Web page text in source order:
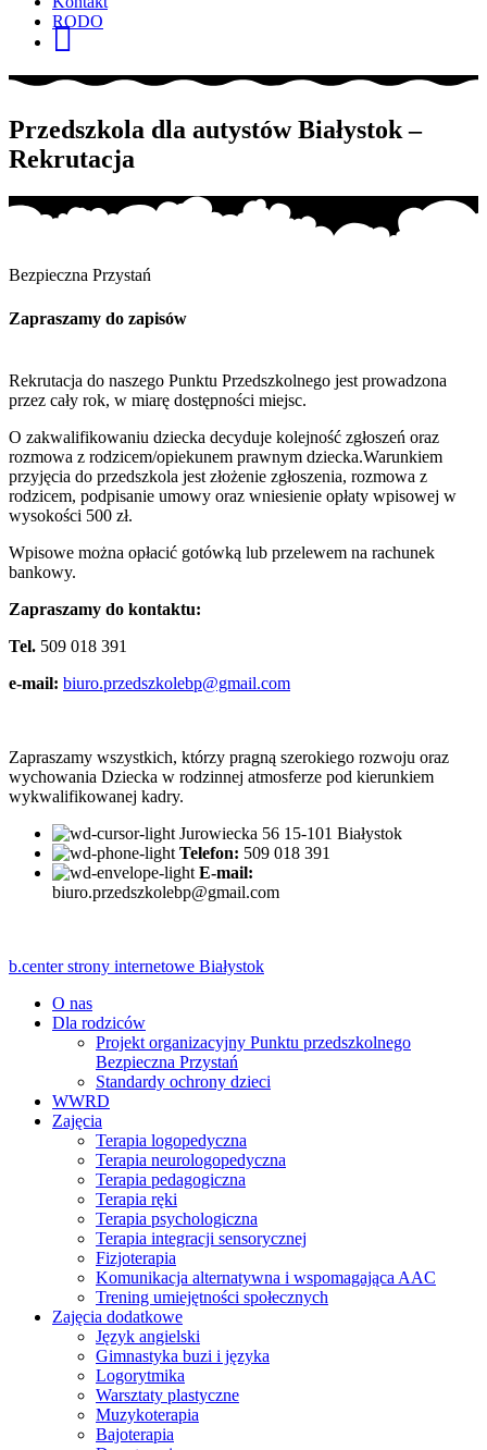
RODO
Przedszkola dla autystów Białystok –
Rekrutacja
Bezpieczna Przystań
Zapraszamy do zapisów
Rekrutacja do naszego Punktu Przedszkolnego jest prowadzona
przez cały rok, w miarę dostępności miejsc.
O zakwalifikowaniu dziecka decyduje kolejność zgłoszeń oraz
rozmowa z rodzicem/opiekunem prawnym dziecka.Warunkiem
przyjęcia do przedszkola jest złożenie zgłoszenia, rozmowa z
rodzicem, podpisanie umowy oraz wniesienie opłaty wpisowej w
wysokości 500 zł.
Wpisowe można opłacić gotówką lub przelewem na rachunek
bankowy.
Zapraszamy do kontaktu:
Tel. 509 018 391
e-mail: biuro.przedszkolebp@gmail.com
Zapraszamy wszystkich, którzy pragną szerokiego rozwoju oraz
wychowania Dziecka w rodzinnej atmosferze pod kierunkiem
wykwalifikowanej kadry.
Jurowiecka 56 15-101 Białystok
Telefon: 509 018 391 ​
E-mail:
biuro.przedszkolebp@gmail.com
b.center strony internetowe Białystok
O nas
Dla rodziców
Projekt organizacyjny Punktu przedszkolnego
Bezpieczna Przystań
Standardy ochrony dzieci
WWRD
Zajęcia
Terapia logopedyczna
Terapia neurologopedyczna
Terapia pedagogiczna
Terapia ręki
Terapia psychologiczna
Terapia integracji sensorycznej
Fizjoterapia
Komunikacja alternatywna i wspomagająca AAC
Trening umiejętności społecznych
Zajęcia dodatkowe
Język angielski
Gimnastyka buzi i języka
Logorytmika
Warsztaty plastyczne
Muzykoterapia
Bajoterapia